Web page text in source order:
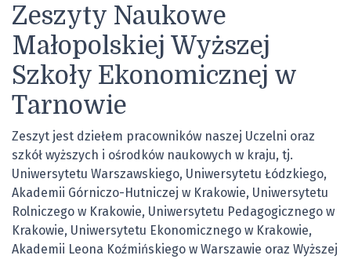
Zeszyty Naukowe
Małopolskiej Wyższej
Szkoły Ekonomicznej w
Tarnowie
Zeszyt jest dziełem pracowników naszej Uczelni oraz
szkół wyższych i ośrodków naukowych w kraju, tj.
Uniwersytetu Warszawskiego, Uniwersytetu Łódzkiego,
Akademii Górniczo-Hutniczej w Krakowie, Uniwersytetu
Rolniczego w Krakowie, Uniwersytetu Pedagogicznego w
Krakowie, Uniwersytetu Ekonomicznego w Krakowie,
Akademii Leona Koźmińskiego w Warszawie oraz Wyższej